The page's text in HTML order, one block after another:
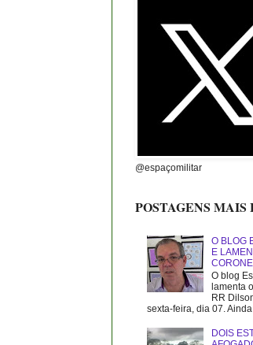
@espaçomilitar
POSTAGENS
O BLOG
E
O blog
lamenta
RR
sexta-feira, dia 07.
DOIS